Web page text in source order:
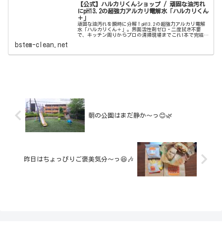
【公式】ハルカリくんショップ / 頑固な油汚れ
にpH13.2の超強力アルカリ電解水「ハルカリくん
＋」
頑固な油汚れを瞬時に分解！pH13.2の超強力アルカリ電解
水「ハルカリくん＋」。界面活性剤ゼロ・二度拭き不要
で、キッチン周りからプロの清掃現場までこれ1本で完結。
bstem-clean.net
朝の公園はまだ静か〜っ😊🌿
昨日はちょっぴりご褒美気分〜っ😆🎶